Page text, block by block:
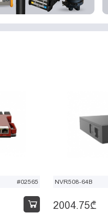
#02565 NVR508-64B
2004.75₾